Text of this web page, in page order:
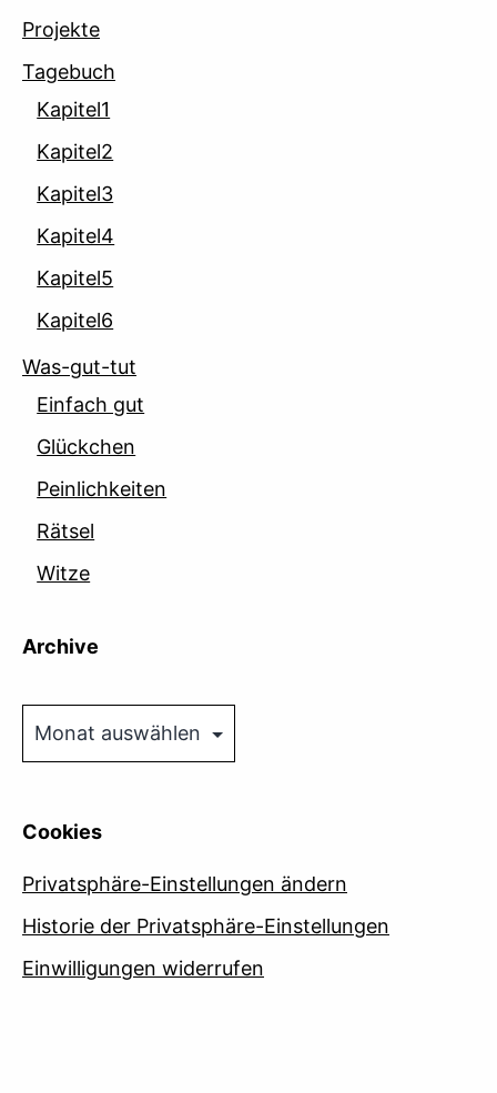
Projekte
Tagebuch
Kapitel1
Kapitel2
Kapitel3
Kapitel4
Kapitel5
Kapitel6
Was-gut-tut
Einfach gut
Glückchen
Peinlichkeiten
Rätsel
Witze
Archive
Cookies
Privatsphäre-Einstellungen ändern
Historie der Privatsphäre-Einstellungen
Einwilligungen widerrufen